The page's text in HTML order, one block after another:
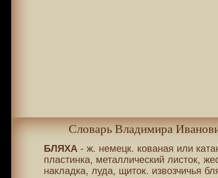
Словарь Владимира
БЛЯХА- ж. немецк. кованая или
пластинка, металлический листок,
накладка, луда, щиток. извозчичья